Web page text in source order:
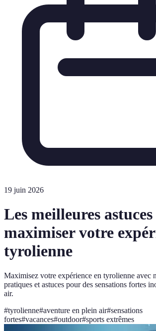
19 juin 2026
Les meilleures
maximiser votre
tyrolienne
Maximisez votre expérience en tyrolienne avec
pratiques et astuces pour des sensations fortes
air.
#tyrolienne#aventure en plein air#sensations
fortes#vacances#outdoor#sports extrêmes